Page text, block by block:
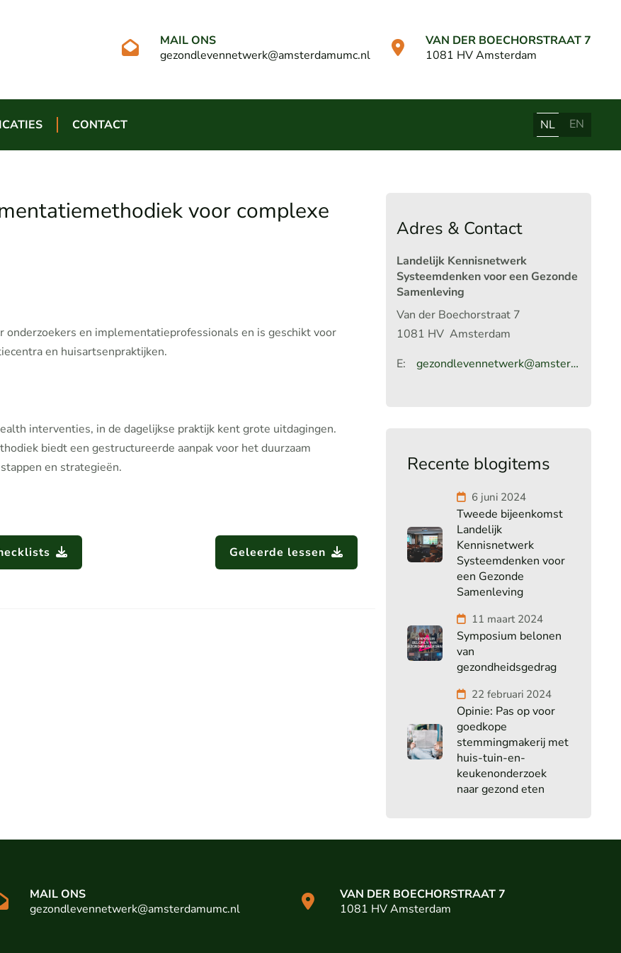
MAIL ONS
gezondlevennetwerk@amsterdamumc.nl
VAN DER BOECHORSTRAAT 7
1081 HV Amsterdam
CONTACT NL EN
voor complexe
en implementatieprofessionals en is geschikt voor
en huisartsenpraktijken.
interventies, in de dagelijkse praktijk kent grote uitdagingen.
biedt een gestructureerde aanpak voor het duurzaam
en strategieën.
Geleerde lessen
Adres & Contact
Landelijk Kennisnetwerk
Systeemdenken voor een Gezonde
Samenleving
Van der Boechorstraat 7
1081 HV Amsterdam
E:
gezondlevennetwerk@amsterdamumc.nl
Recente blogitems
Tweede bijeenkomst
Landelijk
Kennisnetwerk
Systeemdenken voor
een Gezonde
Samenleving
6 juni 2024
Symposium belonen
van
gezondheidsgedrag
11 maart 2024
Opinie: Pas op voor
goedkope
stemmingmakerij met
huis-tuin-en-
keukenonderzoek
naar gezond eten
22 februari 2024
MAIL ONS
gezondlevennetwerk@amsterdamumc.nl
VAN DER BOECHORSTRAAT 7
1081 HV Amsterdam